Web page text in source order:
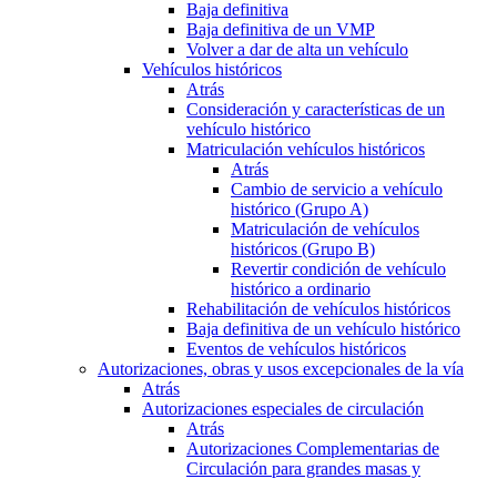
Baja definitiva
Baja definitiva de un VMP
Volver a dar de alta un vehículo
Vehículos históricos
Atrás
Consideración y características de un
vehículo histórico
Matriculación vehículos históricos
Atrás
Cambio de servicio a vehículo
histórico (Grupo A)
Matriculación de vehículos
históricos (Grupo B)
Revertir condición de vehículo
histórico a ordinario
Rehabilitación de vehículos históricos
Baja definitiva de un vehículo histórico
Eventos de vehículos históricos
Autorizaciones, obras y usos excepcionales de la vía
Atrás
Autorizaciones especiales de circulación
Atrás
Autorizaciones Complementarias de
Circulación para grandes masas y